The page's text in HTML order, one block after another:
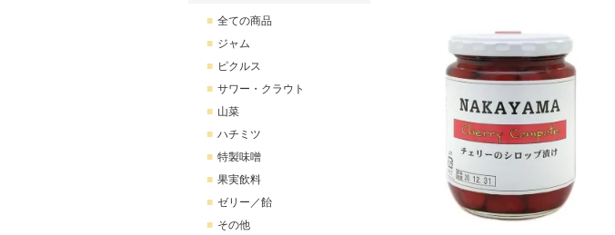
全ての商品
ジャム
ピクルス
サワー・クラウト
山菜
ハチミツ
特製味噌
果実飲料
ゼリー／飴
その他